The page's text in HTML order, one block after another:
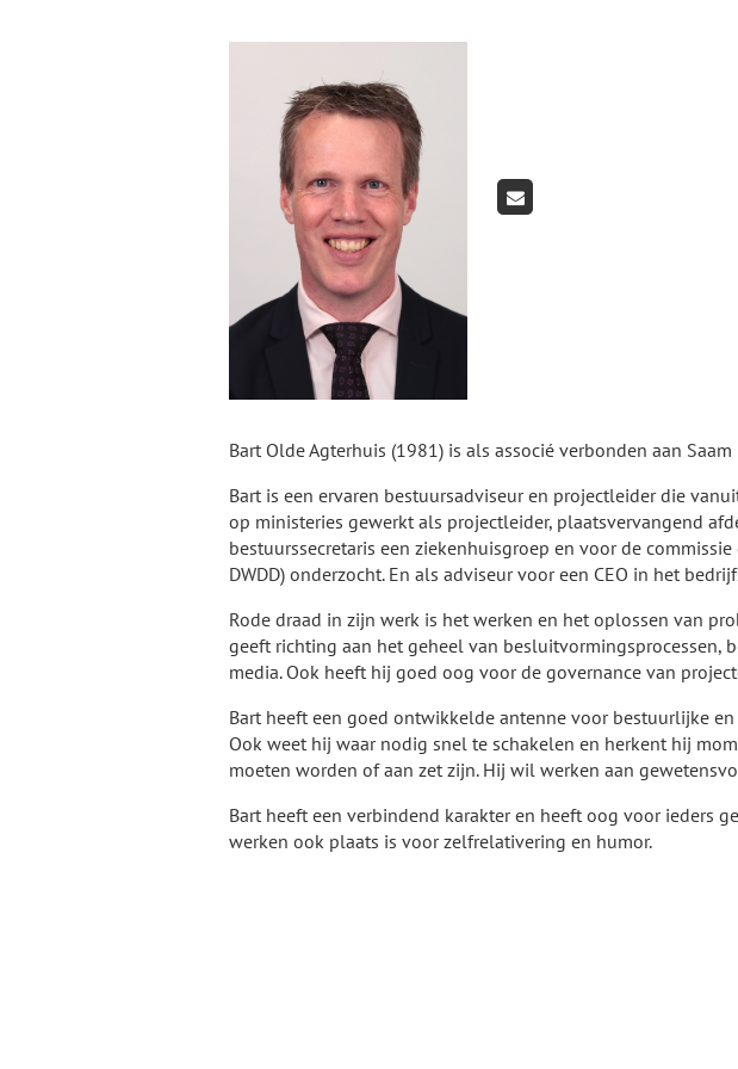
Bart Olde Agterhuis (1981) is als associé verbonden aan
Bart is een ervaren bestuursadviseur en projectleider die
op ministeries gewerkt als projectleider, plaatsvervangend
bestuurssecretaris een ziekenhuisgroep en voor de
DWDD) onderzocht. En als adviseur voor een CEO in het
Rode draad in zijn werk is het werken en het oplossen van
geeft richting aan het geheel van
media. Ook heeft hij goed oog voor de governance van
Bart heeft een goed ontwikkelde antenne voor bestuurlijke
Ook weet hij waar nodig snel te schakelen en herkent hij
moeten worden of aan zet zijn. Hij wil werken aan
Bart heeft een verbindend karakter en heeft oog voor ieders
werken ook plaats is voor zelfrelativering en humor.